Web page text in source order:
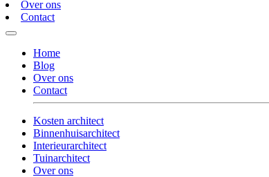
Over ons
Contact
Home
Blog
Over ons
Contact
Kosten architect
Binnenhuisarchitect
Interieurarchitect
Tuinarchitect
Over ons